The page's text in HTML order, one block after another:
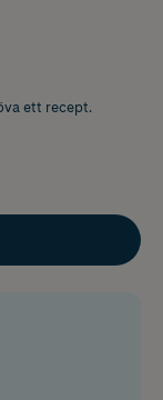
ett recept.